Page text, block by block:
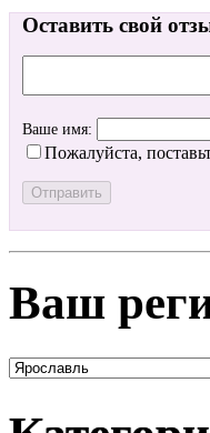
Оставить свой
Ваше имя:
Пожалуйста,
Ваш